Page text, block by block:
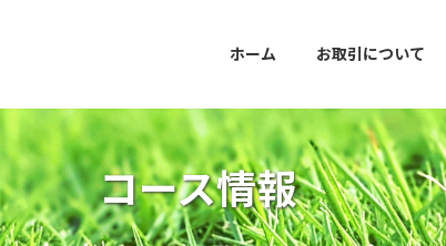
ホーム お取引について
コース情報